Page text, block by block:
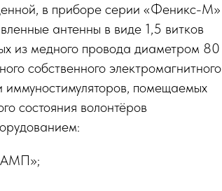
в приборе серии «Феникс-М»
антенны в виде 1,5 витков
из медного провода диаметром 80
собственного электромагнитного
помещаемых
состояния волонтёров